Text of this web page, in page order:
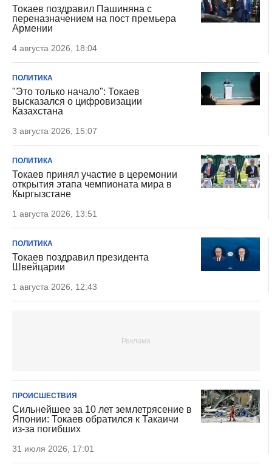
Токаев поздравил Пашиняна с
переназначением на пост премьера
Армении
4 августа 2026, 18:04
ПОЛИТИКА
"Это только начало": Токаев
высказался о цифровизации
Казахстана
3 августа 2026, 15:07
ПОЛИТИКА
Токаев принял участие в церемонии
открытия этапа чемпионата мира в
Кыргызстане
1 августа 2026, 13:51
ПОЛИТИКА
Токаев поздравил президента
Швейцарии
1 августа 2026, 12:43
ПРОИСШЕСТВИЯ
Сильнейшее за 10 лет землетрясение в
Японии: Токаев обратился к Такаичи
из-за погибших
31 июля 2026, 17:01